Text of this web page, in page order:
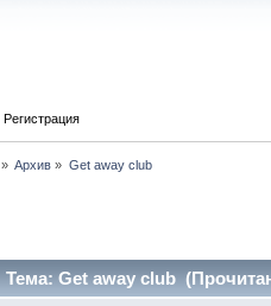
Регистрация
» Архив » Get away club
Тема: Get away club